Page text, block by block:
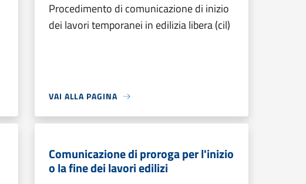
Procedimento di comunicazione di inizio
dei lavori temporanei in edilizia libera (cil)
VAI ALLA PAGINA
Comunicazione di proroga per l'inizio
o la fine dei lavori edilizi